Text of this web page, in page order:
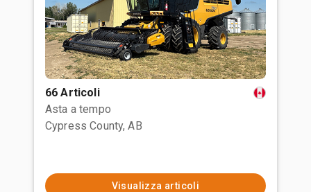
66 Articoli
Asta a tempo
Cypress County, AB
Visualizza articoli